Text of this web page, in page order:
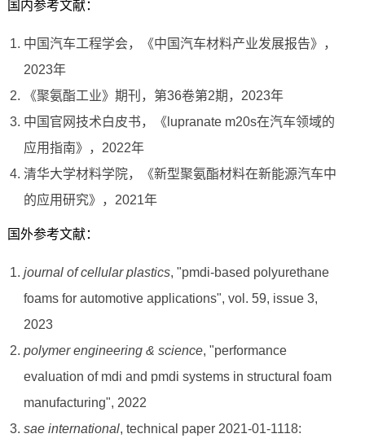
国内参考文献：
中国汽车工程学会，《中国汽车材料产业发展报告》，
2023年
《聚氨酯工业》期刊，第36卷第2期，2023年
中国官网技术白皮书，《lupranate m20s在汽车领域的
应用指南》，2022年
清华大学材料学院，《新型聚氨酯材料在新能源汽车中
的应用研究》，2021年
国外参考文献：
journal of cellular plastics, "pmdi-based polyurethane
foams for automotive applications", vol. 59, issue 3,
2023
polymer engineering & science, "performance
evaluation of mdi and pmdi systems in structural foam
manufacturing", 2022
sae international, technical paper 2021-01-1118: